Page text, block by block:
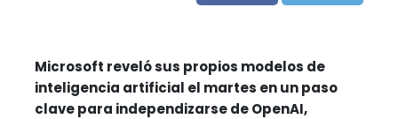
Microsoft reveló sus propios modelos de
inteligencia artificial el martes en un paso
clave para independizarse de OpenAI,